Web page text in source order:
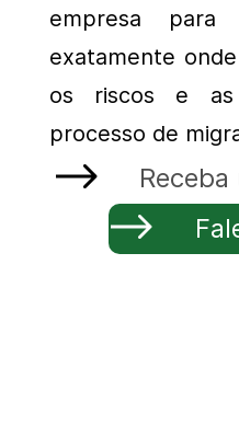
empresa
exatamente
os riscos e as
processo de